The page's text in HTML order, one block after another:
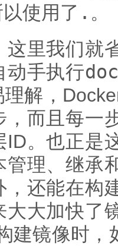
使用了 . 。
这里我们就
动手执行
解，
，而且每一
ID。也正是
管理、继承
，还能在构
大大加快了
建镜像时